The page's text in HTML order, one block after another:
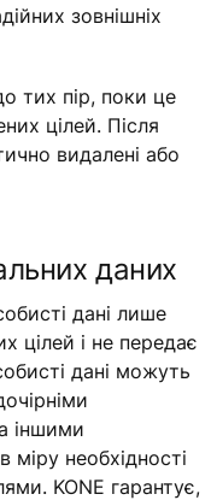
зовнішніх
тих пір, поки це
цілей. Після
видалені або
даних
дані лише
цілей і не передає
дані можуть
іншими
міру необхідності
KONE гарантує,